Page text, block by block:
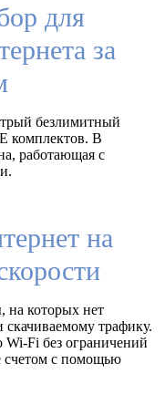
для
за
безлимитный
комплектов. В
работающая с
на
которых нет
скачиваемому трафику.
Fi без ограничений
счетом с помощью